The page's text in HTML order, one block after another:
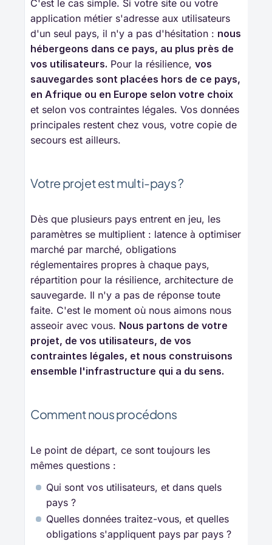
C'est le cas simple. Si votre site ou votre
application métier s'adresse aux utilisateurs
d'un seul pays, il n'y a pas d'hésitation : nous
hébergeons dans ce pays, au plus près de
vos utilisateurs. Pour la résilience, vos
sauvegardes sont placées hors de ce pays,
en Afrique ou en Europe selon votre choix
et selon vos contraintes légales. Vos données
principales restent chez vous, votre copie de
secours est ailleurs.
Votre projet est multi-pays ?
Dès que plusieurs pays entrent en jeu, les
paramètres se multiplient : latence à optimiser
marché par marché, obligations
réglementaires propres à chaque pays,
répartition pour la résilience, architecture de
sauvegarde. Il n'y a pas de réponse toute
faite. C'est le moment où nous aimons nous
asseoir avec vous. Nous partons de votre
projet, de vos utilisateurs, de vos
contraintes légales, et nous construisons
ensemble l'infrastructure qui a du sens.
Comment nous procédons
Le point de départ, ce sont toujours les
mêmes questions :
Qui sont vos utilisateurs, et dans quels
pays ?
Quelles données traitez-vous, et quelles
obligations s'appliquent pays par pays ?